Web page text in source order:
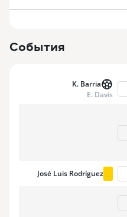
События
E. Davis
K. Barria
José Luis Rodríguez